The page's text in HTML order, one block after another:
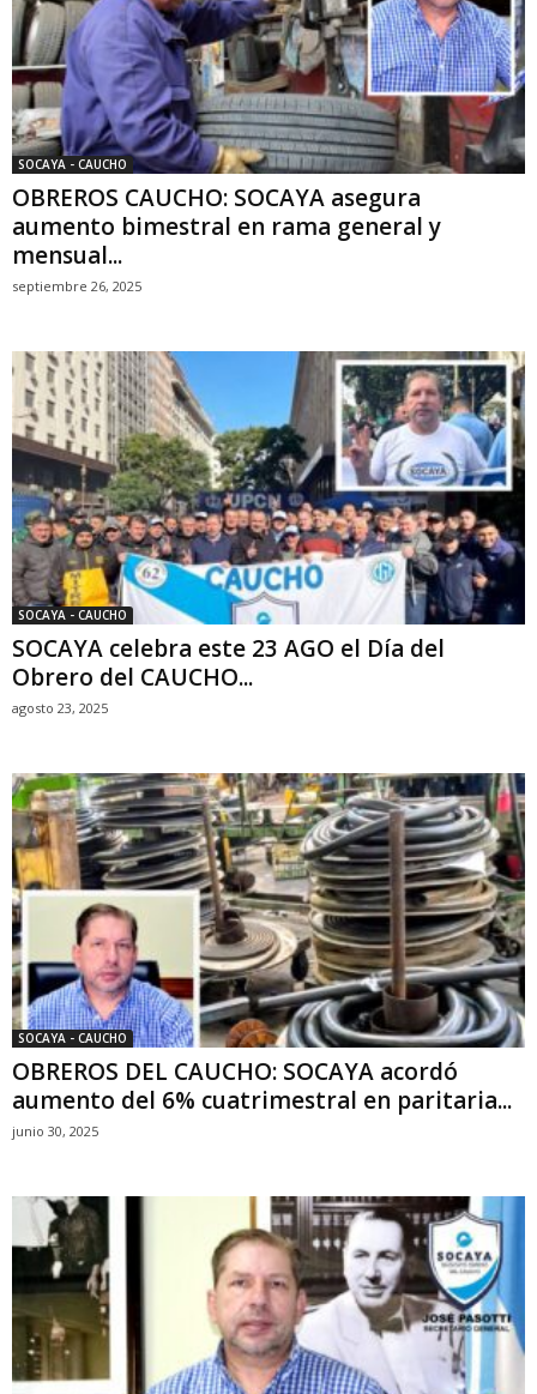
SOCAYA - CAUCHO
OBREROS CAUCHO: SOCAYA asegura
aumento bimestral en rama general y
mensual...
septiembre 26, 2025
SOCAYA - CAUCHO
SOCAYA celebra este 23 AGO el Día del
Obrero del CAUCHO...
agosto 23, 2025
SOCAYA - CAUCHO
OBREROS DEL CAUCHO: SOCAYA acordó
aumento del 6% cuatrimestral en paritaria...
junio 30, 2025